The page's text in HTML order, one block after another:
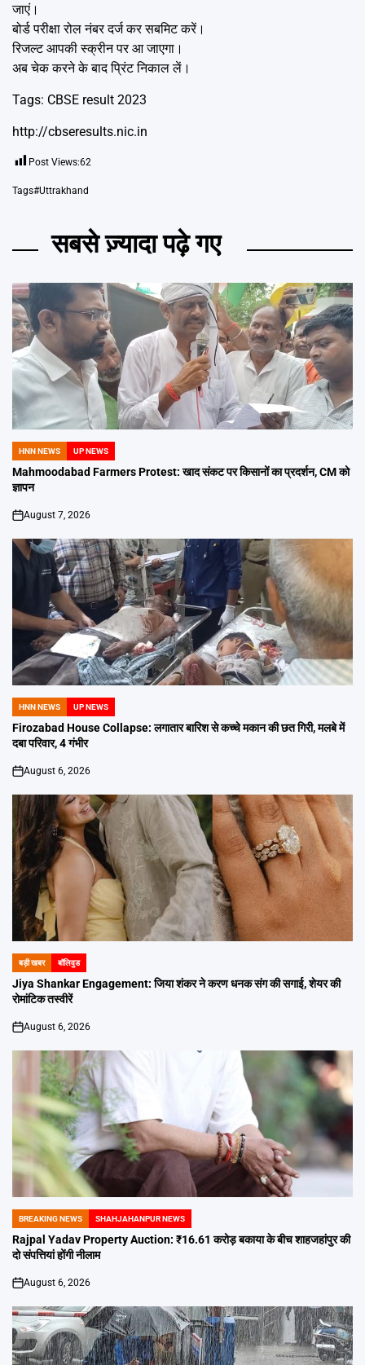
जाएं।
बोर्ड परीक्षा रोल नंबर दर्ज कर सबमिट करें।
रिजल्ट आपकी स्क्रीन पर आ जाएगा।
अब चेक करने के बाद प्रिंट निकाल लें।
Tags: CBSE result 2023
http://cbseresults.nic.in
Post Views:62
Tags#Uttrakhand
सबसे ज़्यादा पढ़े गए
POSTED
IN
HNN NEWS UP NEWS
Mahmoodabad Farmers Protest: खाद संकट पर किसानों का प्रदर्शन, CM को
ज्ञापन
on
August 7, 2026
POSTED
IN
HNN NEWS UP NEWS
Firozabad House Collapse: लगातार बारिश से कच्चे मकान की छत गिरी, मलबे में
दबा परिवार, 4 गंभीर
on
August 6, 2026
POSTED
IN
बड़ी खबर बॉलिवुड
Jiya Shankar Engagement: जिया शंकर ने करण धनक संग की सगाई, शेयर की
रोमांटिक तस्वीरें
on
August 6, 2026
POSTED
IN
BREAKING NEWS SHAHJAHANPUR NEWS
Rajpal Yadav Property Auction: ₹16.61 करोड़ बकाया के बीच शाहजहांपुर की
दो संपत्तियां होंगी नीलाम
on
August 6, 2026